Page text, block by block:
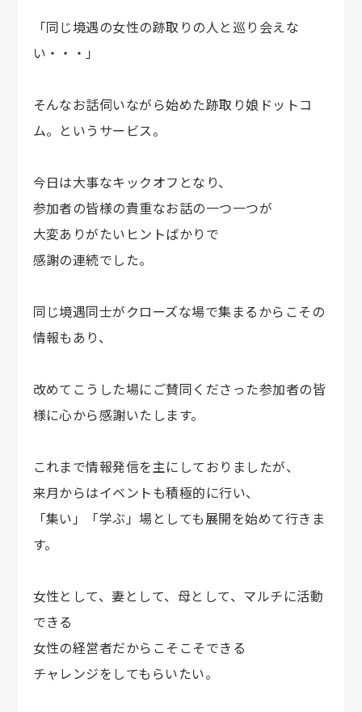
「同じ境遇の女性の跡取りの人と巡り会えな
い・・・」
そんなお話伺いながら始めた跡取り娘ドットコ
ム。というサービス。
今日は大事なキックオフとなり、
参加者の皆様の貴重なお話の一つ一つが
大変ありがたいヒントばかりで
感謝の連続でした。
同じ境遇同士がクローズな場で集まるからこその
情報もあり、
改めてこうした場にご賛同くださった参加者の皆
様に心から感謝いたします。
これまで情報発信を主にしておりましたが、
来月からはイベントも積極的に行い、
「集い」「学ぶ」場としても展開を始めて行きま
す。
女性として、妻として、母として、マルチに活動
できる
女性の経営者だからこそこそできる
チャレンジをしてもらいたい。